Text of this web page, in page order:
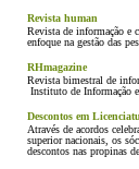
Revista human
Revista de informação e
enfoque na gestão das
RHmagazine
Revista bimestral de
Instituto de Informação
Descontos em
Através de acordos
superior nacionais, os
descontos nas propinas